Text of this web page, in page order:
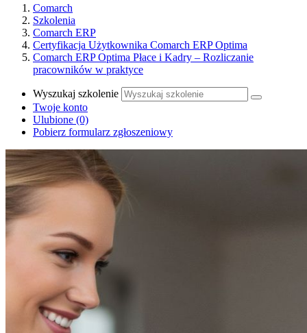
Comarch
Szkolenia
Comarch ERP
Certyfikacja Użytkownika Comarch ERP Optima
Comarch ERP Optima Płace i Kadry – Rozliczanie
pracowników w praktyce
Wyszukaj szkolenie
Twoje konto
Ulubione (0)
Pobierz formularz zgłoszeniowy